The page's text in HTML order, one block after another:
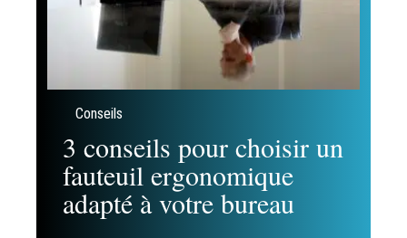
Conseils
3 conseils pour choisir un
fauteuil ergonomique
adapté à votre bureau